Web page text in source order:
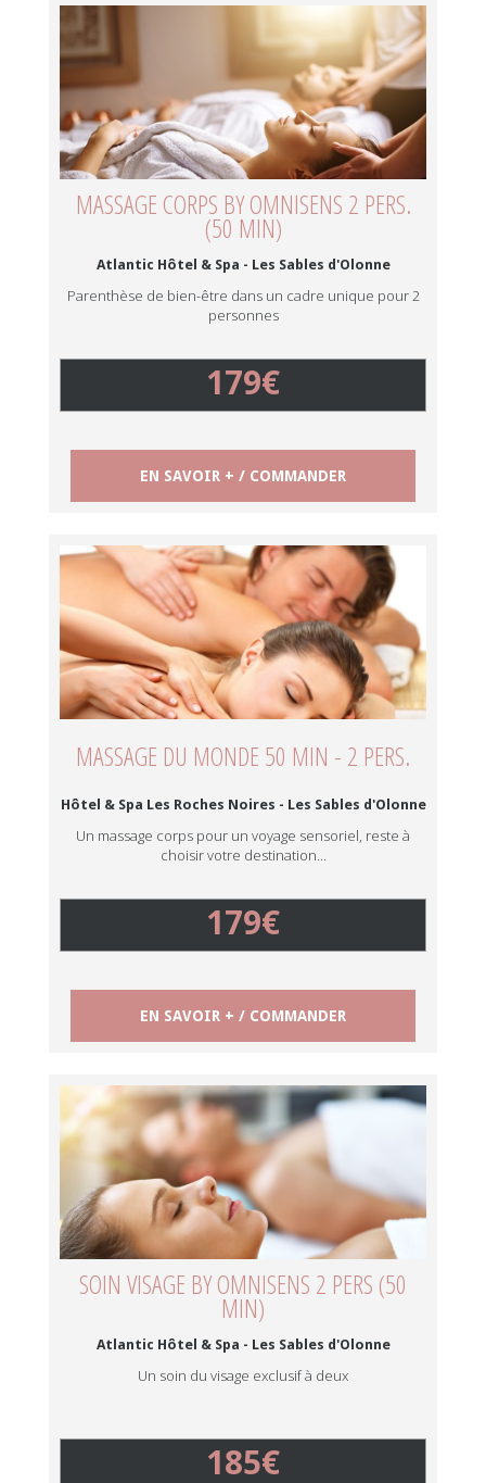
MASSAGE CORPS BY OMNISENS 2 PERS.
(50 MIN)
Atlantic Hôtel & Spa - Les Sables d'Olonne
Parenthèse de bien-être dans un cadre unique pour 2
personnes
179€
EN SAVOIR + / COMMANDER
MASSAGE DU MONDE 50 MIN - 2 PERS.
Hôtel & Spa Les Roches Noires - Les Sables d'Olonne
Un massage corps pour un voyage sensoriel, reste à
choisir votre destination...
179€
EN SAVOIR + / COMMANDER
SOIN VISAGE BY OMNISENS 2 PERS (50
MIN)
Atlantic Hôtel & Spa - Les Sables d'Olonne
Un soin du visage exclusif à deux
185€